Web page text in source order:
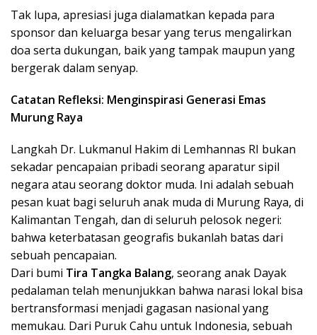
Tak lupa, apresiasi juga dialamatkan kepada para
sponsor dan keluarga besar yang terus mengalirkan
doa serta dukungan, baik yang tampak maupun yang
bergerak dalam senyap.
Catatan Refleksi: Menginspirasi Generasi Emas
Murung Raya
Langkah Dr. Lukmanul Hakim di Lemhannas RI bukan
sekadar pencapaian pribadi seorang aparatur sipil
negara atau seorang doktor muda. Ini adalah sebuah
pesan kuat bagi seluruh anak muda di Murung Raya, di
Kalimantan Tengah, dan di seluruh pelosok negeri:
bahwa keterbatasan geografis bukanlah batas dari
sebuah pencapaian.
Dari bumi Tira Tangka Balang, seorang anak Dayak
pedalaman telah menunjukkan bahwa narasi lokal bisa
bertransformasi menjadi gagasan nasional yang
memukau. Dari Puruk Cahu untuk Indonesia, sebuah